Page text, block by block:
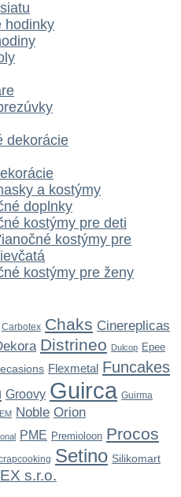
hodinky
dekorácie
a kostýmy
doplnky
kostýmy pre deti
kostýmy pre
kostýmy pre ženy
Carbotex Chaks Cinereplicas
Distrineo Dulcop Epee
Flexmetal Funcakes
Groovy Guirca Guirma
Noble Orion
PME Premioloon Procos
Setino Silikomart
s.r.o.